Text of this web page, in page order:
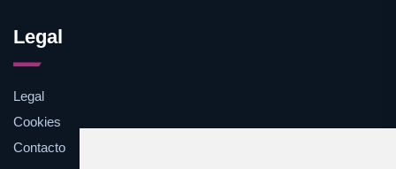
Legal
Legal
Cookies
Contacto